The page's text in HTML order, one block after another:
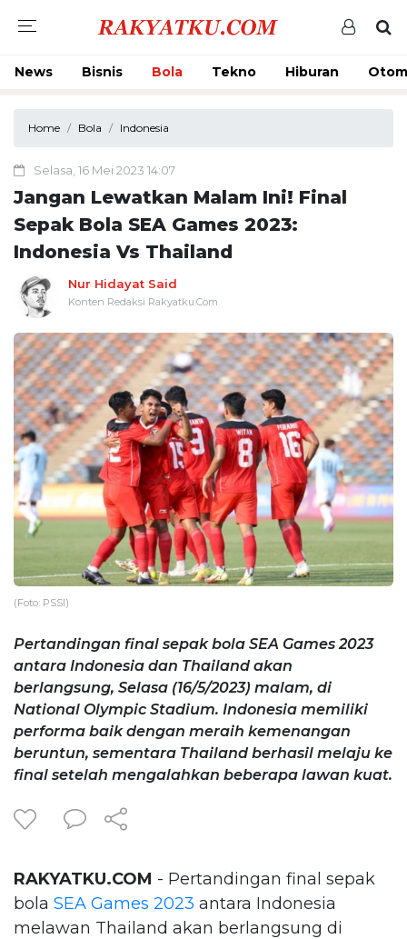
News Bisnis Bola Tekno Hiburan
Home Bola Indonesia
Selasa, 16 Mei 2023 14:07
Jangan Lewatkan Malam Ini! Final
Sepak Bola SEA Games 2023:
Indonesia Vs Thailand
Nur Hidayat Said
Konten Redaksi Rakyatku.Com
(Foto: PSSI)
Pertandingan final sepak bola SEA Games 2023
antara Indonesia dan Thailand akan
berlangsung, Selasa (16/5/2023) malam, di
National Olympic Stadium. Indonesia memiliki
performa baik dengan meraih kemenangan
beruntun, sementara Thailand berhasil melaju ke
final setelah mengalahkan beberapa lawan kuat.
RAKYATKU.COM - Pertandingan final sepak
bola SEA Games 2023 antara Indonesia
melawan Thailand akan berlangsung di